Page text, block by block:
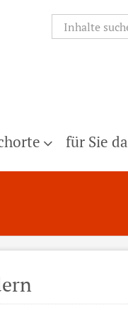
für Sie da